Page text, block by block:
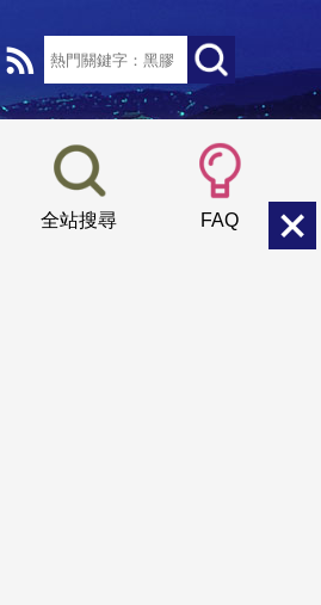
全站搜尋 FAQ
小 中